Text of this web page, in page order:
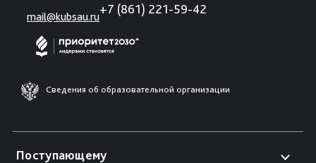
mail@kubsau.ru
+7 (861) 221-59-42
Сведения об образовательной организации
Поступающему